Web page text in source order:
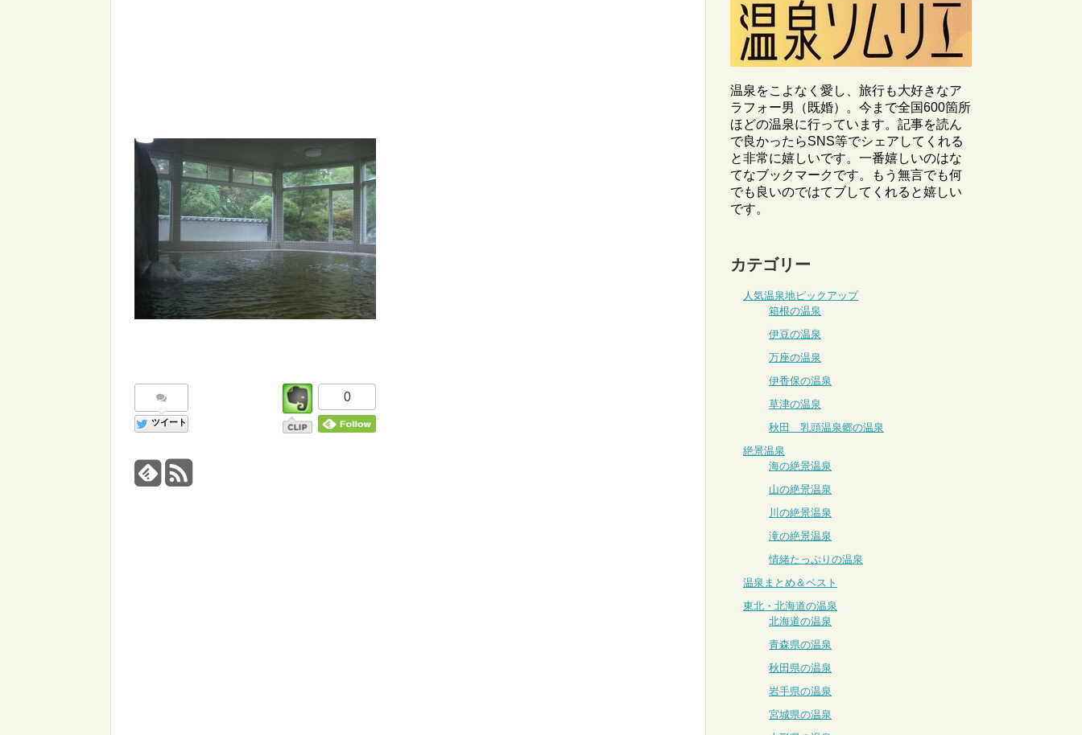
ツイート
0
温泉をこよなく愛し、旅行も大好きなア
ラフォー男（既婚）。今まで全国600箇所
ほどの温泉に行っています。記事を読ん
で良かったらSNS等でシェアしてくれる
と非常に嬉しいです。一番嬉しいのはな
てなブックマークです。もう無言でも何
でも良いのではてブしてくれると嬉しい
です。
カテゴリー
人気温泉地ピックアップ
箱根の温泉
伊豆の温泉
万座の温泉
伊香保の温泉
草津の温泉
秋田 乳頭温泉郷の温泉
絶景温泉
海の絶景温泉
山の絶景温泉
川の絶景温泉
滝の絶景温泉
情緒たっぷりの温泉
温泉まとめ＆ベスト
東北・北海道の温泉
北海道の温泉
青森県の温泉
秋田県の温泉
岩手県の温泉
宮城県の温泉